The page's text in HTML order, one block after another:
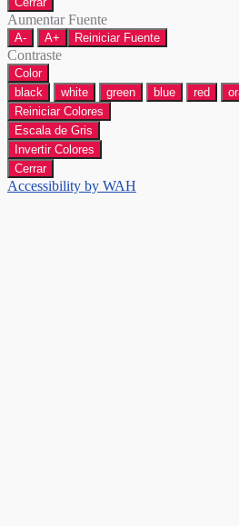
Aumentar Fuente
A- A+ Reiniciar Fuente
Contraste
Color
black
white green blue red
Reiniciar Colores
Escala de Gris
Invertir Colores
Cerrar
Accessibility by WAH